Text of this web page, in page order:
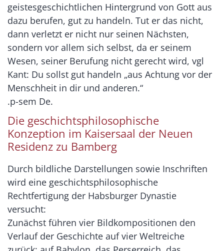
geistesgeschichtlichen Hintergrund von Gott aus
dazu berufen, gut zu handeln. Tut er das nicht,
dann verletzt er nicht nur seinen Nächsten,
sondern vor allem sich selbst, da er seinem
Wesen, seiner Berufung nicht gerecht wird, vgl
Kant: Du sollst gut handeln „aus Achtung vor der
Menschheit in dir und anderen.“
.p-sem De.
Die geschichtsphilosophische
Konzeption im Kaisersaal der Neuen
Residenz zu Bamberg
Durch bildliche Darstellungen sowie Inschriften
wird eine geschichtsphilosophische
Rechtfertigung der Habsburger Dynastie
versucht:
Zunächst führen vier Bildkompositionen den
Verlauf der Geschichte auf vier Weltreiche